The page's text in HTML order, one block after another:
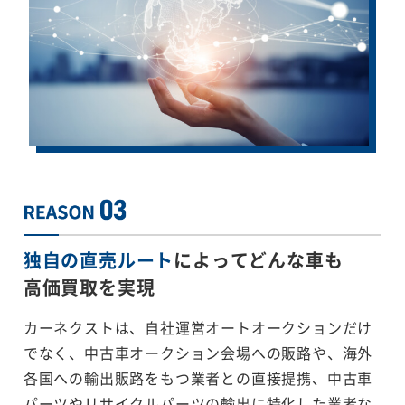
独自の直売ルートによってどんな車も
高価買取を実現
カーネクストは、自社運営オートオークションだけ
でなく、中古車オークション会場への販路や、海外
各国への輸出販路をもつ業者との直接提携、中古車